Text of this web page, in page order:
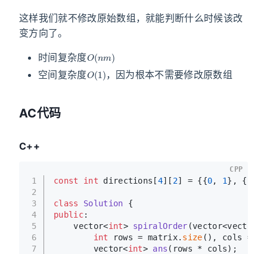
这样我们就不修改原始数组，就能判断什么时候该改
变方向了。
时间复杂度
空间复杂度
O (1)
，因为根本不需要修改原数组
AC代码
C++
1
2
3
4
5
6
7
const int directions[4][ 2] = {{0, 1}, {
class Solution {
public:
vector<int> spiralOrder (vector<vector<
int rows = matrix. size (), cols =
vector<int> ans (rows * cols) ;
CPP